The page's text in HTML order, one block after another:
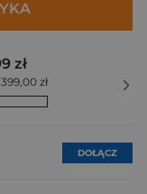
zł
zł
DOŁĄCZ